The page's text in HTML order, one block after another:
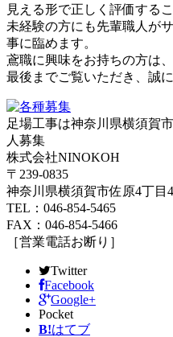
見える形で正しく評価する
未経験の方にも先輩職人が
事に臨めます。
鳶職に興味をお持ちの方は
最後までご覧いただき、誠
足場工事は神奈川県横須賀
人募集
株式会社NINOKOH
〒239-0835
神奈川県横須賀市佐原4丁目
TEL：046-854-5465
FAX：046-854-5466
［営業電話お断り］
Twitter
Facebook
Google+
Pocket
B!はてブ